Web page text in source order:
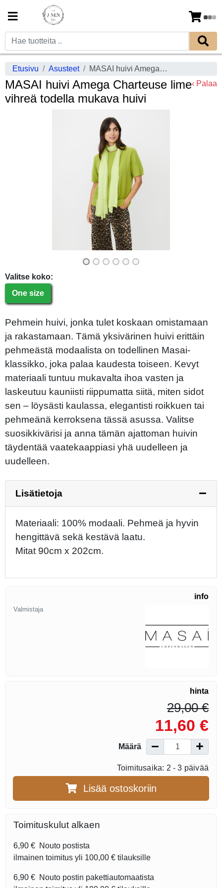
Etusivu Asusteet MASAI huivi Amega Charteuse lime vihreä todella mukava huivi
MASAI huivi Amega Charteuse lime
vihreä todella mukava huivi
‹ Palaa
Valitse koko:
One size
Pehmein huivi, jonka tulet koskaan omistamaan
ja rakastamaan. Tämä yksivärinen huivi erittäin
pehmeästä modaalista on todellinen Masai-
klassikko, joka palaa kaudesta toiseen. Kevyt
materiaali tuntuu mukavalta ihoa vasten ja
laskeutuu kauniisti riippumatta siitä, miten sidot
sen – löysästi kaulassa, elegantisti roikkuen tai
pehmeänä kerroksena tässä asussa. Valitse
suosikkivärisi ja anna tämän ajattoman huivin
täydentää vaatekaappiasi yhä uudelleen ja
uudelleen.
Lisätietoja
Materiaali: 100% modaali. Pehmeä ja hyvin
hengittävä sekä kestävä laatu.
Mitat 90cm x 202cm.
info
Valmistaja
hinta
29,00 €
11,60 €
Määrä
Toimitusaika: 2 - 3 päivää
Lisää ostoskoriin
Toimituskulut alkaen
6,90 € Nouto postista
ilmainen toimitus yli 100,00 € tilauksille
6,90 € Nouto postin pakettiautomaatista